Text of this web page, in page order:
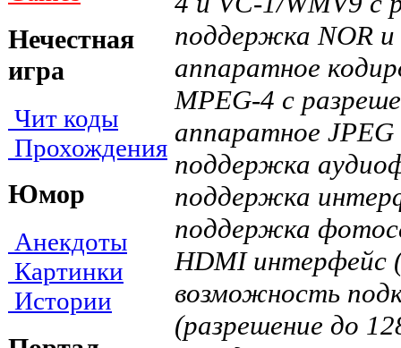
Нечестная
игра
Чит коды
Прохождения
Юмор
Анекдоты
Картинки
Истории
поддержка NOR
аппаратное
MPEG-4 с
аппаратное
поддержка
поддержка
поддержка
HDMI интерфейс
возможность
(разрешение до